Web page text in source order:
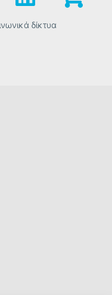
δίκτυα